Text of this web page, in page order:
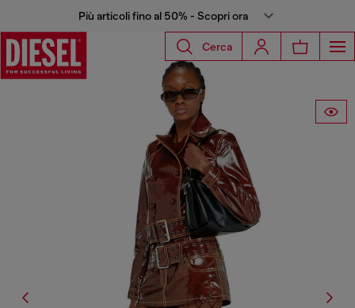
Più articoli fino al 50% - Scopri ora
Cerca